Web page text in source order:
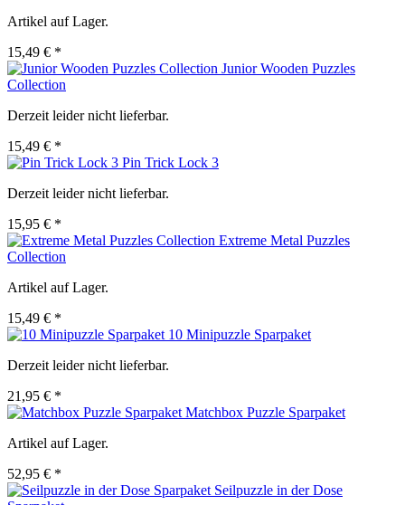
Artikel auf Lager.
15,49 € *
Junior Wooden Puzzles
Collection
Derzeit leider nicht lieferbar.
15,49 € *
Pin Trick Lock 3
Derzeit leider nicht lieferbar.
15,95 € *
Extreme Metal Puzzles
Collection
Artikel auf Lager.
15,49 € *
10 Minipuzzle Sparpaket
Derzeit leider nicht lieferbar.
21,95 € *
Matchbox Puzzle Sparpaket
Artikel auf Lager.
52,95 € *
Seilpuzzle in der Dose